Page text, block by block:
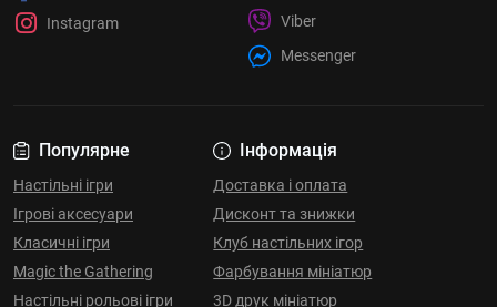
Популярне
Настільні ігри
Ігрові аксесуари
Класичні ігри
Magic the Gathering
Настільні рольові ігри
Інформація
Доставка і оплата
Дисконт та знижки
Клуб настільних ігор
Фарбування мініатюр
3D друк мініатюр
Instagram
Viber
Messenger